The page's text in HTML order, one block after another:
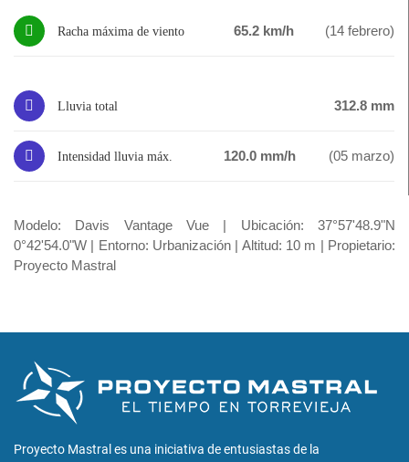
Racha máxima de viento 65.2 km/h (14 febrero)
Lluvia total 312.8 mm
Intensidad lluvia máx. 120.0 mm/h (05 marzo)
Modelo: Davis Vantage Vue | Ubicación: 37°57'48.9"N
0°42'54.0"W | Entorno: Urbanización | Altitud: 10 m | Propietario:
Proyecto Mastral
Proyecto Mastral es una iniciativa de entusiastas de la